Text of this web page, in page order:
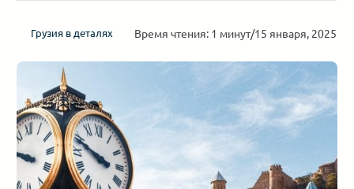
Грузия в деталях Время чтения: 1 минут/15 января, 2025